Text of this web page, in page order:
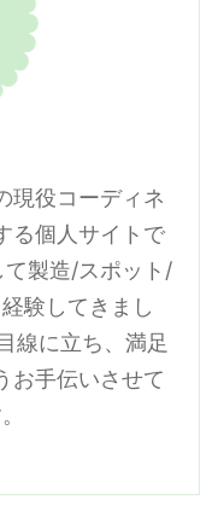
現役コーディネ
る個人サイトで
製造/スポット/
験してきまし
線に立ち、満足
お手伝いさせて